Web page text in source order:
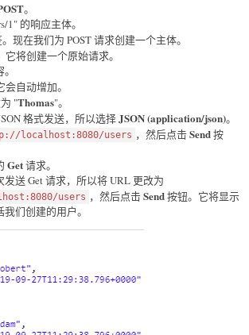
。
1" 的响应主体。
现在我们为 POST 请求创建一个主体。
它将创建一个原始请求。
会自动增加。
"Thomas"。
格式发送，所以选择JSON (application/json)。
localhost:8080/users ，然后点击Send按
Get请求。
送 Get 请求，所以将 URL 更改为
users ，然后点击Send按钮。它将显示
们创建的用户。